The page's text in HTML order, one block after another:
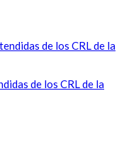
de los CRL de la